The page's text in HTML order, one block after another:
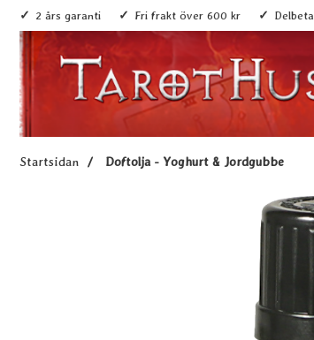
2 års garanti Fri frakt över 600 kr
Startsidan Doftolja - Yoghurt & Jordgubbe